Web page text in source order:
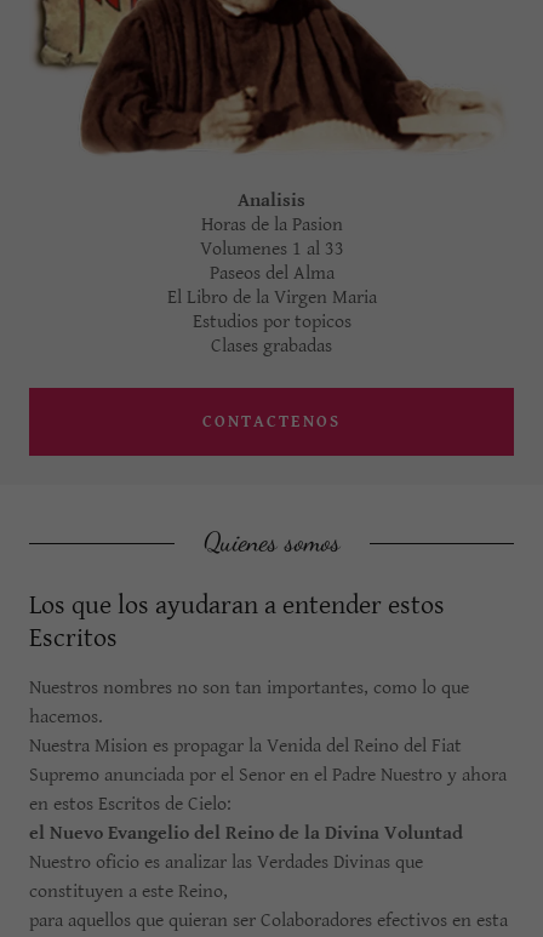
Analisis
Horas de la Pasion
Volumenes 1 al 33
Paseos del Alma
El Libro de la Virgen Maria
Estudios por topicos
Clases grabadas
CONTACTENOS
Quienes somos
Los que los ayudaran a entender estos
Escritos
Nuestros nombres no son tan importantes, como lo que
hacemos.
Nuestra Mision es propagar la Venida del Reino del Fiat
Supremo anunciada por el Senor en el Padre Nuestro y ahora
en estos Escritos de Cielo:
el Nuevo Evangelio del Reino de la Divina Voluntad
Nuestro oficio es analizar las Verdades Divinas que
constituyen a este Reino,
para aquellos que quieran ser Colaboradores efectivos en esta